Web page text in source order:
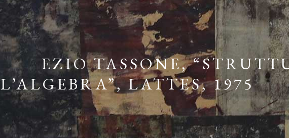
EZIO TASSONE,
L’ALGEBRA”, LATTES, 1975